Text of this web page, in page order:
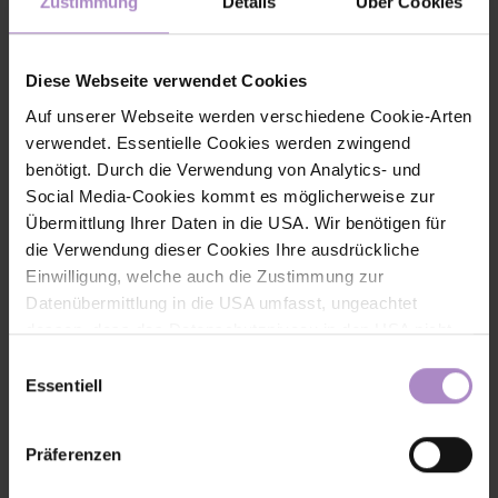
Diese Webseite verwendet Cookies
Auf unserer Webseite werden verschiedene Cookie-Arten
verwendet. Essentielle Cookies werden zwingend
benötigt. Durch die Verwendung von Analytics- und
Social Media-Cookies kommt es möglicherweise zur
Übermittlung Ihrer Daten in die USA. Wir benötigen für
die Verwendung dieser Cookies Ihre ausdrückliche
Einwilligung, welche auch die Zustimmung zur
Datenübermittlung in die USA umfasst, ungeachtet
dessen, dass das Datenschutzniveau in den USA nicht
für die Rechte und Freiheiten der betroffenen Personen
nach sich ziehen kann. Die Einwilligung erteilen Sie
dadurch, dass Sie die ausgewählten Cookies durch
Aktivierung des Buttons akzeptieren. Sie können Ihre
Essentiell
Präferenzen
Pflanzen, Tiere, Schnittstellen und Sensoren zum Einsatz
kommen, Materialien können entwickelt, recycelt oder in einem
Eine Gruppe entwickelt einen Algenbioreaktor, weitere Projekte
beschäftigen sich mit der Pilzzucht, Kompostierung und der
Klimarelevanz von Mooren in Korea und Österreich.
Bachelorprojekte
InterStella